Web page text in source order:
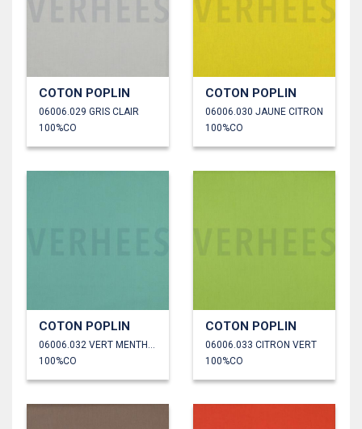
COTON POPLIN
06006.029 GRIS CLAIR
100%CO
COTON POPLIN
06006.030 JAUNE CITRON
100%CO
COTON POPLIN
100%CO
COTON POPLIN
06006.033 CITRON VERT
100%CO